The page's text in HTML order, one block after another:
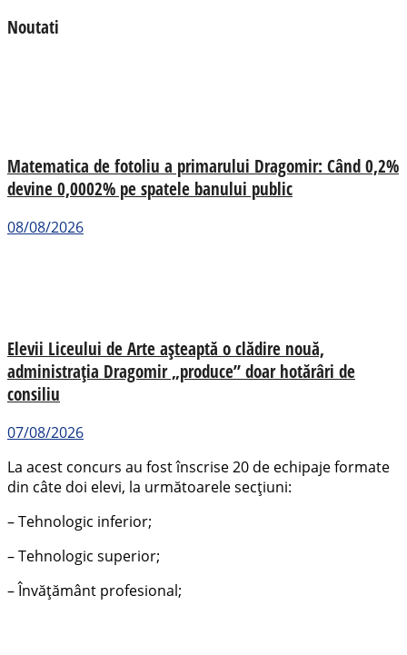
Noutati
Matematica de fotoliu a primarului Dragomir: Când 0,2%
devine 0,0002% pe spatele banului public
08/08/2026
Elevii Liceului de Arte așteaptă o clădire nouă,
administrația Dragomir „produce” doar hotărâri de
consiliu
07/08/2026
La acest concurs au fost înscrise 20 de echipaje formate
din câte doi elevi, la următoarele secţiuni:
– Tehnologic inferior;
– Tehnologic superior;
– Învățământ profesional;